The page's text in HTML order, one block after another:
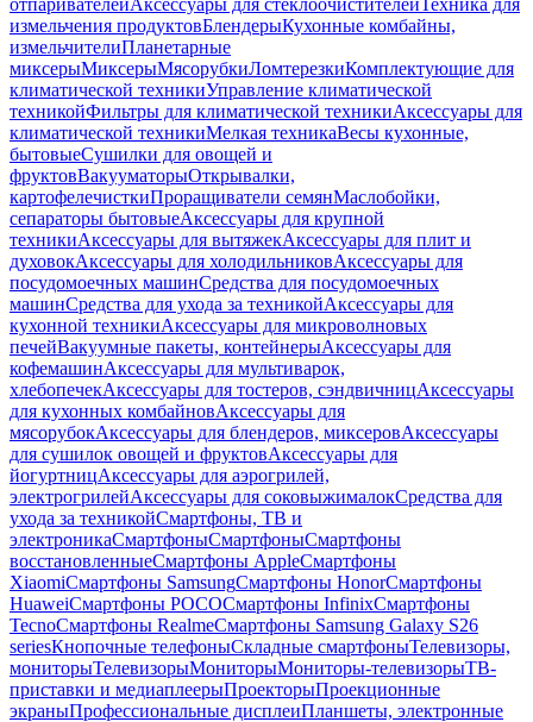
отпаривателейАксессуары для стеклоочистителейТехника для
измельчения продуктовБлендерыКухонные комбайны,
измельчителиПланетарные
миксерыМиксерыМясорубкиЛомтерезкиКомплектующие для
климатической техникиУправление климатической
техникойФильтры для климатической техникиАксессуары для
климатической техникиМелкая техникаВесы кухонные,
бытовыеСушилки для овощей и
фруктовВакууматорыОткрывалки,
картофелечисткиПроращиватели семянМаслобойки,
сепараторы бытовыеАксессуары для крупной
техникиАксессуары для вытяжекАксессуары для плит и
духовокАксессуары для холодильниковАксессуары для
посудомоечных машинСредства для посудомоечных
машинСредства для ухода за техникойАксессуары для
кухонной техникиАксессуары для микроволновых
печейВакуумные пакеты, контейнерыАксессуары для
кофемашинАксессуары для мультиварок,
хлебопечекАксессуары для тостеров, сэндвичницАксессуары
для кухонных комбайновАксессуары для
мясорубокАксессуары для блендеров, миксеровАксессуары
для сушилок овощей и фруктовАксессуары для
йогуртницАксессуары для аэрогрилей,
электрогрилейАксессуары для соковыжималокСредства для
ухода за техникойСмартфоны, ТВ и
электроникаСмартфоныСмартфоныСмартфоны
восстановленныеСмартфоны AppleСмартфоны
XiaomiСмартфоны SamsungСмартфоны HonorСмартфоны
HuaweiСмартфоны POCOСмартфоны InfinixСмартфоны
TecnoСмартфоны RealmeСмартфоны Samsung Galaxy S26
seriesКнопочные телефоныСкладные смартфоныТелевизоры,
мониторыТелевизорыМониторыМониторы-телевизорыТВ-
приставки и медиаплеерыПроекторыПроекционные
экраныПрофессиональные дисплеиПланшеты, электронные